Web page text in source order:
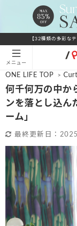
【32種類の多彩な
メニュー
ONE LIFE TOP >
何千何万の中か
ンを落とし込ん
ーム」
最終更新日：